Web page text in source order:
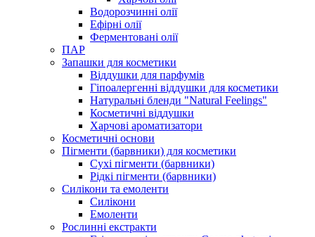
Водорозчинні олії
Ефірні олії
Ферментовані олії
ПАР
Запашки для косметики
Віддушки для парфумів
Гіпоалергенні віддушки для косметики
Натуральні бленди "Natural Feelings"
Косметичні віддушки
Харчові ароматизатори
Косметичні основи
Пігменти (барвники) для косметики
Сухі пігменти (барвники)
Рідкі пігменти (барвники)
Силікони та емоленти
Силікони
Емоленти
Рослинні екстракти